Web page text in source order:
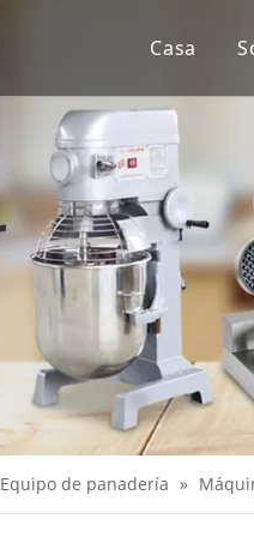
Casa
Equipo de panadería »